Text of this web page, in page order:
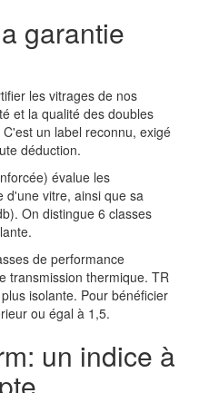
garantie
les vitrages de nos
et la qualité des doubles
un label reconnu, exigé
déduction.
évalue les
d'une vitre, ainsi que sa
On distingue 6 classes
de performance
transmission thermique. TR
isolante. Pour bénéficier
ou égal à 1,5.
un indice à